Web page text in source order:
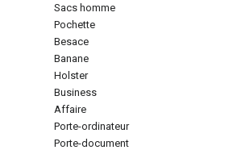
sacs homme
pochette
besace
banane
holster
business
affaire
porte-ordinateur
porte-document